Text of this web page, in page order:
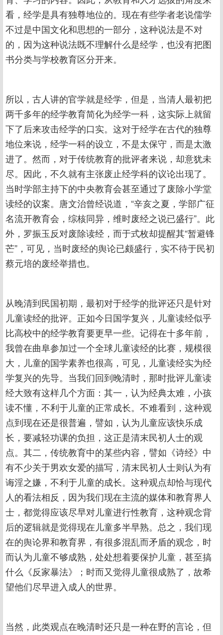
看，经学是具有独尊地位的。现在有些学者老说儒学
不过是中国文化和思想的一部分，这种说法是不对
的，因为这种说法既不理解什么是经学，也没有把图
书分类与学校教育区分开来。
所以，古人讲的官学就是经学，但是，当清人最初把
两千多年的经学教育简化为经学一科，这实际上就留
下了后来攻击经学的口实。这对于经学在古代的独尊
地位来说，经学一科的设立，不是太保守，而是太激
进了。然而，对于传统教育的批评者来说，却意犹未
尽。因此，不久就有主张废止经学科的议论出现了。
当时学部主持下的中央教育会甚至通过了废除小学堂
读经的议案。唐文治曾经说道，“辛亥之夏，学部广征
名流开教育会，综核同异，维时废经之说已盛行”。此
外，罗振玉反对废除读经，而于式枚却提醒其“暂避锋
芒”，可见，当时废经的舆论已颇盛行，实不待于民初
蔡元培的废经举措也。
从晚清到民国初期，最初对于经学的批评还只是针对
儿童读经的批评。正如今日国学复兴，儿童读经似乎
比高校中的经学教育要更早一些。记得在十多年前，
我曾在曲阜参加过一个全球儿童读经的比赛，规模很
大，儿童的国学素养也很高，可见，儿童读经实为经
学复兴的先导。当我们回到晚清时，那时批评儿童读
经大致有这样几个方面：其一，认为经典太难，小孩
读不懂，不利于儿童的正常成长。不难看到，这种观
点到现在还是很普遍，譬如，认为儿童应该快乐成
长，要减轻功课的负担，这正是清末民初人士的观
点。其二，传统教育中的某些内容，譬如《诗经》中
有不少关于男欢女爱的描写，清末民初人士则认为有
诲淫之嫌，不利于儿童的成长。这种观点却恰与现代
人的看法相反，因为我们现在主流的媒体和教育界人
士，都觉得应该尽早对儿童进行性教育，这种观念背
后的逻辑就是觉得现在儿童多半早熟。总之，我们现
在的舆论界和教育界，有很多混乱而矛盾的观念，时
而认为儿童不够成熟，处处想着要保护儿童，甚至搞
什么《反家暴法》；时而又觉得儿童很成熟了，故希
望他们尽早进入成人的世界。
当然，此类观点在晚清时还只是一种在野的言论，但